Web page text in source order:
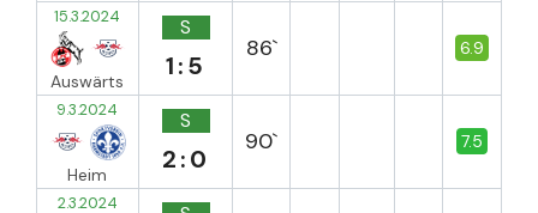
15.3.2024
Auswärts
S
1:5
86` 6.9
9.3.2024
Heim
S
2:0
90` 7.5
2.3.2024